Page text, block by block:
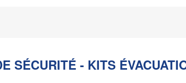
SÉCURITÉ - KITS